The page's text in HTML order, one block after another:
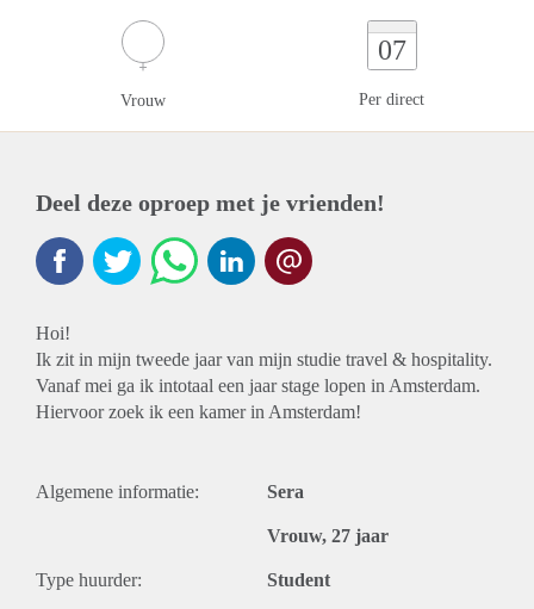
Vrouw
07
Per direct
Deel deze oproep met je vrienden!
Hoi!
Ik zit in mijn tweede jaar van mijn studie travel & hospitality.
Vanaf mei ga ik intotaal een jaar stage lopen in Amsterdam.
Hiervoor zoek ik een kamer in Amsterdam!
Algemene informatie: Sera
Vrouw, 27 jaar
Type huurder: Student